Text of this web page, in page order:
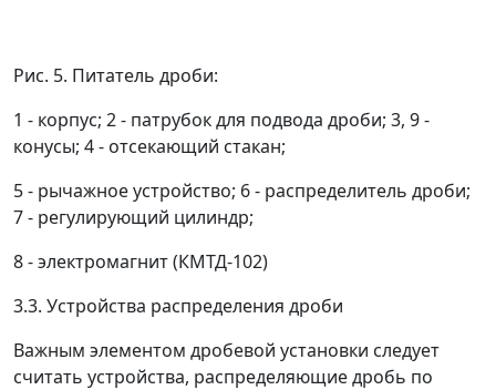
Рис. 5. Питатель дроби:
1 - корпус; 2 - патрубок для подвода дроби; 3, 9 -
конусы; 4 - отсекающий стакан;
5 - рычажное устройство; 6 - распределитель дроби;
7 - регулирующий цилиндр;
8 - электромагнит (КМТД-102)
3.3. Устройства распределения дроби
Важным элементом дробевой установки следует
считать устройства, распределяющие дробь по